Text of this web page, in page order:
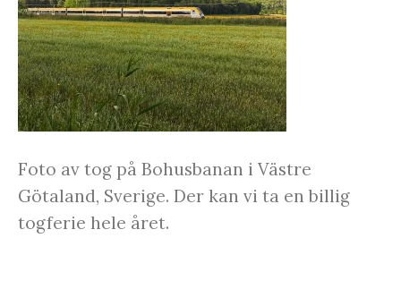
Foto av tog på Bohusbanan i Västre
Götaland, Sverige. Der kan vi ta en billig
togferie hele året.